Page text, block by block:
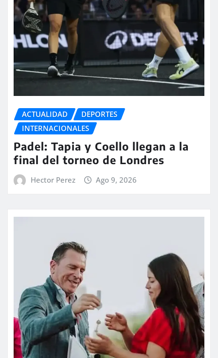
ACTUALIDAD
DEPORTES
INTERNACIONALES
Padel: Tapia y Coello llegan a la
final del torneo de Londres
Hector Perez Ago 9, 2026